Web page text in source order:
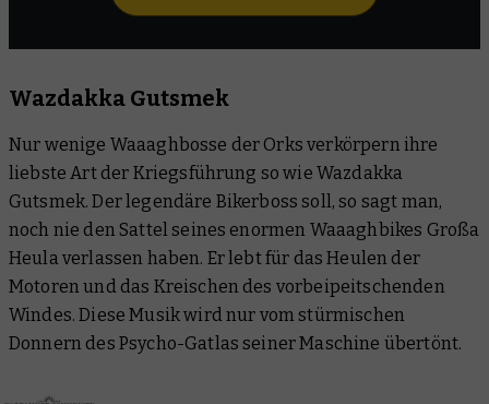
Wazdakka Gutsmek
Nur wenige Waaaghbosse der Orks verkörpern ihre
liebste Art der Kriegsführung so wie Wazdakka
Gutsmek. Der legendäre Bikerboss soll, so sagt man,
noch nie den Sattel seines enormen Waaaghbikes Großa
Heulaverlassen haben. Er lebt für das Heulen der
Motoren und das Kreischen des vorbeipeitschenden
Windes. Diese Musik wird nur vom stürmischen
Donnern des Psycho-Gatlas seiner Maschine übertönt.